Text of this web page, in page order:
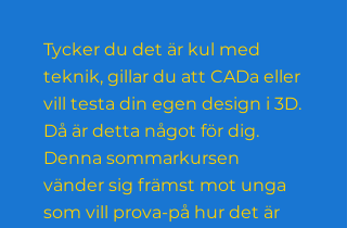
Tycker du det är kul med
teknik, gillar du att CADa eller
vill testa din egen design i 3D.
Då är detta något för dig.
Denna sommarkursen
vänder sig främst mot unga
som vill prova-på hur det är